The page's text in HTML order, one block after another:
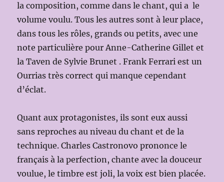
la composition, comme dans le chant, qui a le
volume voulu. Tous les autres sont à leur place,
dans tous les rôles, grands ou petits, avec une
note particulière pour Anne-Catherine Gillet et
la Taven de Sylvie Brunet . Frank Ferrari est un
Ourrias très correct qui manque cependant
d’éclat.
Quant aux protagonistes, ils sont eux aussi
sans reproches au niveau du chant et de la
technique. Charles Castronovo prononce le
français à la perfection, chante avec la douceur
voulue, le timbre est joli, la voix est bien placée.